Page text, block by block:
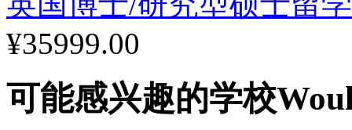
由教员和学生组成的联
相关问题，并筹划各种
¥35999.00
可能感兴趣的学校